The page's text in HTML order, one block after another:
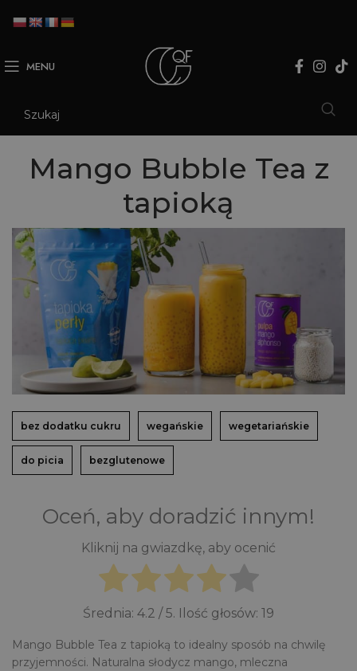
MENU
Mango Bubble Tea z
tapioką
bez dodatku cukru wegańskie wegetariańskie
do picia bezglutenowe
Oceń, aby doradzić innym!
Kliknij na gwiazdkę, aby ocenić
Średnia: 4.2 / 5. Ilość głosów: 19
Mango Bubble Tea z tapioką to idealny sposób na chwilę
przyjemności. Naturalna słodycz mango, mleczna